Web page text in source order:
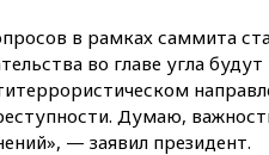
в рамках саммита
во главе угла
Думаю,
— заявил президент.